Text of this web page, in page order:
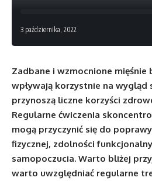
3 października, 2022
Zadbane i wzmocnione mięśnie
wpływają korzystnie na
przynoszą liczne korzyści
Regularne ćwiczenia
mogą przyczynić się do
fizycznej, zdolności
samopoczucia. Warto bliżej
warto uwzględniać regularne